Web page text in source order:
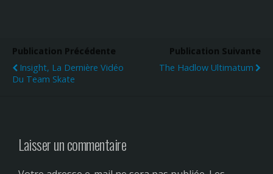
Publication Précédente
Insight, La Dernière Vidéo
Du Team Skate
Publication Suivante
The Hadlow Ultimatum
Laisser un commentaire